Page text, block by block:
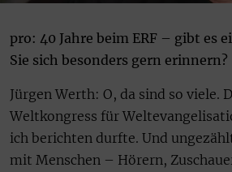
pro: 40 Jahre beim ERF – gibt es
Sie sich besonders gern erinnern?
Jürgen Werth: O, da sind so viele.
Weltkongress für
ich berichten durfte. Und
mit Menschen – Hörern,